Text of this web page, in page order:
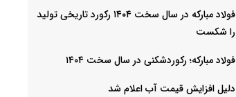
فولاد مبارکه در سال سخت ۱۴۰۴ رکورد تاریخی تولید
را شکست
فولاد مبارکه؛ رکوردشکنی در سال سخت ۱۴۰۴
دلیل افزایش قیمت آب اعلام شد